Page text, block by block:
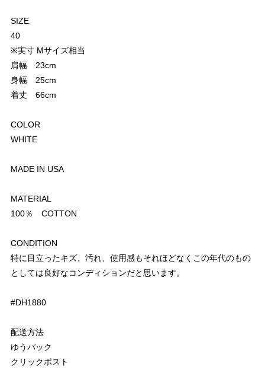
SIZE
40
※実寸 Mサイズ相当
肩幅 23cm
身幅 25cm
着丈 66cm
COLOR
WHITE
MADE IN USA
MATERIAL
100％ COTTON
CONDITION
特に目立ったキズ、汚れ、使用感もそれほどなくこの年代のもの
としては良好なコンディションだと思います。
#DH1880
配送方法
ゆうパック
クリックポスト